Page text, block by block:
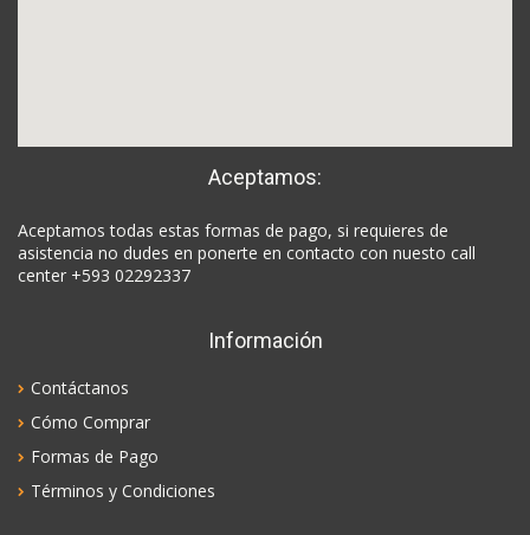
Aceptamos:
Aceptamos todas estas formas de pago, si requieres de
asistencia no dudes en ponerte en contacto con nuesto call
center +593 02292337
Información
Contáctanos
Cómo Comprar
Formas de Pago
Términos y Condiciones